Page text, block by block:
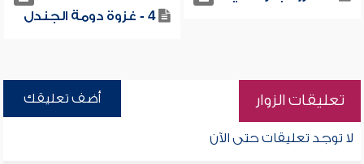
4 - غزوة دومة الجندل
تعليقات الزوار أضف تعليقك
لا توجد تعليقات حتى الآن